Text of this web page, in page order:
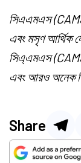
সিএএমএস
এবং মসৃণ আর্থিক
সিএ্‌এমএস
এবং আরও অনেক
Share